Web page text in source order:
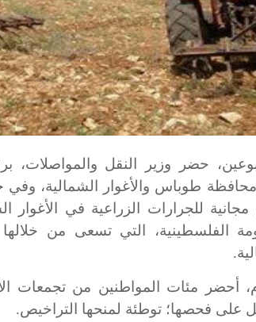
حضر وزير النقل والمواصلات،
طوباس والأغوار الشمالية، وفي
للجرارات الزراعية في
الفلسطينية، التي تسعى من
أحضر مئات المواطنين من تجمعات
على فحصها؛ توطئة لمنحها التراخيص.